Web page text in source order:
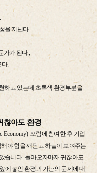
.
을 지닌다.
가가 된다.,
다,
하고 있는데 초록색 환경부분을
찮아도 환경
Economy) 포럼에 참여한 후 기업
야 함을 깨닫고 하늘이 보여주는
습니다. 돌아오자마자귀찮아도
에 놓인 환경과 가난의 문제에 대